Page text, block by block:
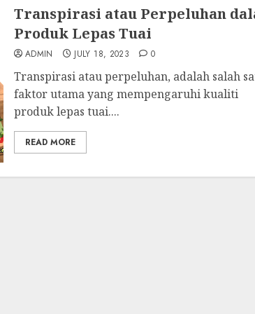
Transpirasi atau Perpeluhan
Produk Lepas Tuai
ADMIN JULY 18, 2023 0
Transpirasi atau perpeluhan, adalah salah
faktor utama yang mempengaruhi kualiti
produk lepas tuai....
READ MORE